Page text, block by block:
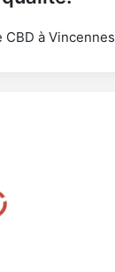
à Vincennes